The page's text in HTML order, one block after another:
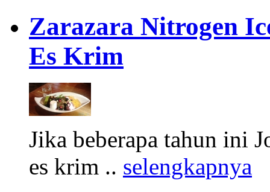
Zarazara Nitrogen
Es Krim
Jika beberapa tahun ini
es krim .. selengkapnya